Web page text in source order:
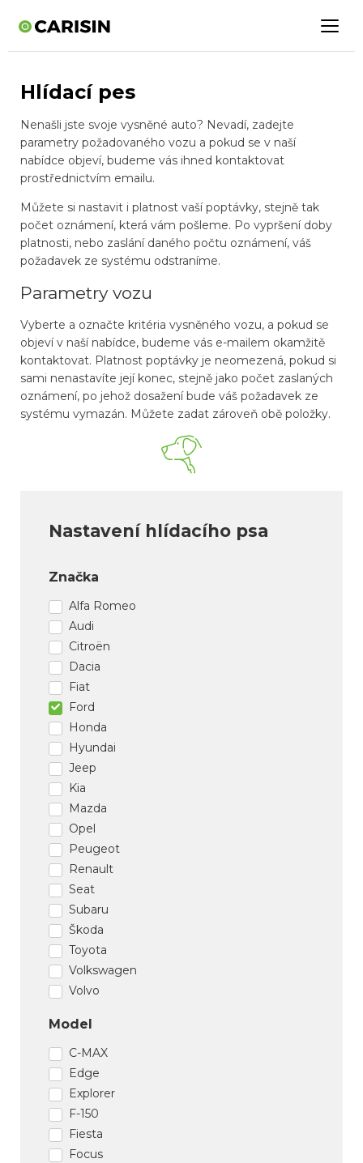
Hlídací pes
Nenašli jste svoje vysněné auto? Nevadí, zadejte
parametry požadovaného vozu a pokud se v naší
nabídce objeví, budeme vás ihned kontaktovat
prostřednictvím emailu.
Můžete si nastavit i platnost vaší poptávky, stejně tak
počet oznámení, která vám pošleme. Po vypršení doby
platnosti, nebo zaslání daného počtu oznámení, váš
požadavek ze systému odstraníme.
Parametry vozu
Vyberte a označte kritéria vysněného vozu, a pokud se
objeví v naší nabídce, budeme vás e-mailem okamžitě
kontaktovat. Platnost poptávky je neomezená, pokud si
sami nenastavíte její konec, stejně jako počet zaslaných
oznámení, po jehož dosažení bude váš požadavek ze
systému vymazán. Můžete zadat zároveň obě položky.
Nastavení hlídacího psa
Značka
Alfa Romeo
Audi
Citroën
Dacia
Fiat
Ford
Honda
Hyundai
Jeep
Kia
Mazda
Opel
Peugeot
Renault
Seat
Subaru
Škoda
Toyota
Volkswagen
Volvo
Model
C-MAX
Edge
Explorer
F-150
Fiesta
Focus